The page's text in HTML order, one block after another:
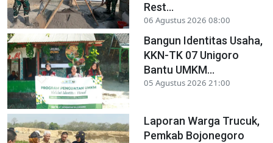
Rest...
06 Agustus 2026 08:00
Bangun Identitas Usaha,
KKN-TK 07 Unigoro
Bantu UMKM...
05 Agustus 2026 21:00
Laporan Warga Trucuk,
Pemkab Bojonegoro